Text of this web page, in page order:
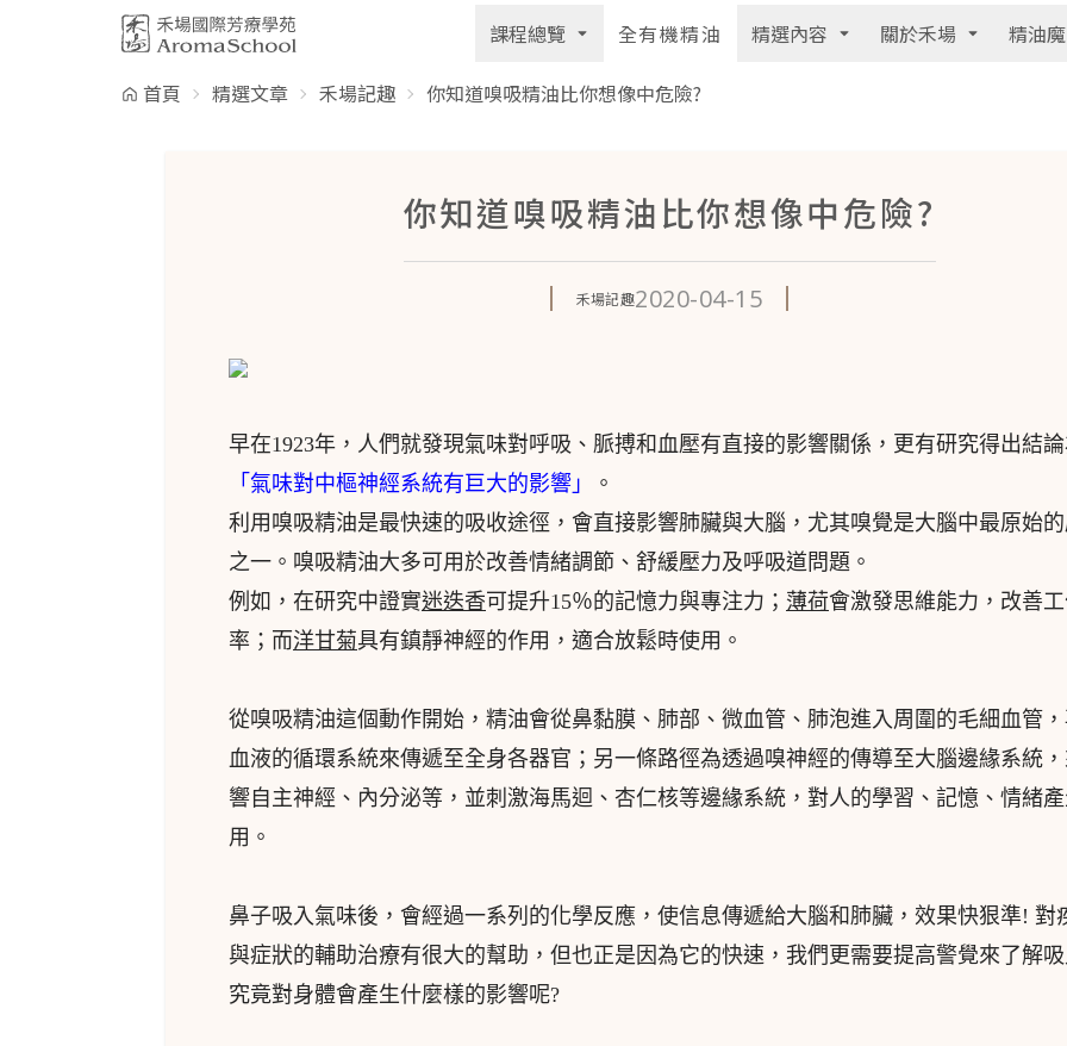
課程總覽 全有機精油 精選內容 關於禾場 精油
首頁 精選文章 禾場記趣 你知道嗅吸精油比你想像中危險?
你知道嗅吸精油比你想像中危險?
禾場記趣2020-04-15
早在1923年，人們就發現氣味對呼吸、脈搏和血壓有直接的影響關係，更有研究得出結
「氣味對中樞神經系統有巨大的影響」
。
利用嗅吸精油是最快速的吸收途徑，會直接影響肺臟與大腦，尤其嗅覺是大腦中最原始
之一。嗅吸精油大多可用於改善情緒調節、舒緩壓力及呼吸道問題。
例如，在研究中證實迷迭香可提升15％的記憶力與專注力； 薄荷會激發思維能力，改善
率；而洋甘菊具有鎮靜神經的作用，適合放鬆時使用。
從嗅吸精油這個動作開始，精油會從鼻黏膜、肺部、微血管、肺泡進入周圍的毛細血管
血液的循環系統來傳遞至全身各器官；另一條路徑為透過嗅神經的傳導至大腦邊緣系統
響自主神經、內分泌等，並刺激海馬迴、杏仁核等邊緣系統，對人的學習、記憶、情緒
用。
鼻子吸入氣味後，會經過一系列的化學反應，使信息傳遞給大腦和肺臟，效果快狠準! 對
與症狀的輔助治療有很大的幫助，但也正是因為它的快速，我們更需要提高警覺來了解
究竟對身體會產生什麼樣的影響呢?